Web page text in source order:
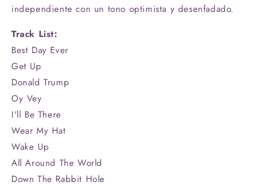
independiente con un tono optimista y desenfadado.
Track List:
Best Day Ever
Get Up
Donald Trump
Oy Vey
I'll Be There
Wear My Hat
Wake Up
All Around The World
Down The Rabbit Hole